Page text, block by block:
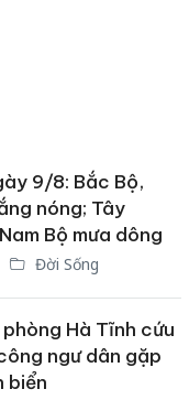
9/8: Bắc Bộ,
nóng; Tây
Bộ mưa dông
Đời Sống
phòng Hà Tĩnh cứu
ngư dân gặp
biển